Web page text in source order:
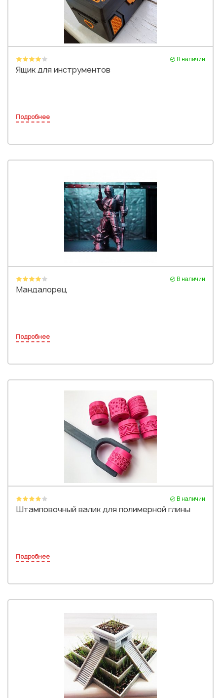
В наличии
Ящик для инструментов
Подробнее
В наличии
Мандалорец
Подробнее
В наличии
Штамповочный валик для полимерной глины
Подробнее